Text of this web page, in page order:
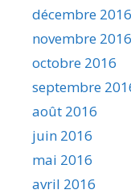
décembre 2016
novembre 2016
octobre 2016
septembre
août 2016
juin 2016
mai 2016
avril 2016